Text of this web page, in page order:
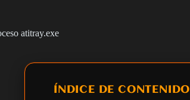
atitray.exe
ÍNDICE DE CONTENIDO